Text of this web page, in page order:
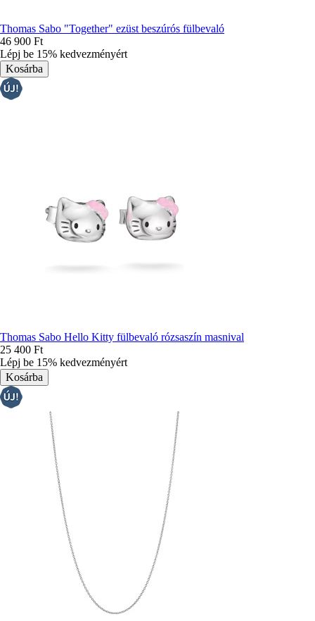
Thomas Sabo "Together" ezüst beszúrós fülbevaló
46 900 Ft
Lépj be 15% kedvezményért
Thomas Sabo Hello Kitty fülbevaló rózsaszín masnival
25 400 Ft
Lépj be 15% kedvezményért